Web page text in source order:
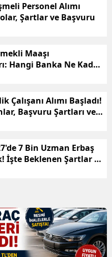
Personel Alımı
Şartlar ve Başvuru
Maaşı
Hangi Banka Ne Kadar
Çalışanı Alımı Başladı!
Başvuru Şartları ve
7 Bin Uzman Erbaş
İşte Beklenen Şartlar ve